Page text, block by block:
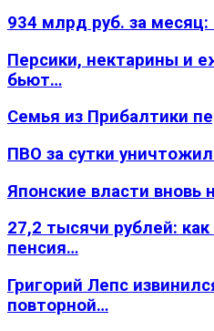
934 млрд руб. за
Персики, нектарины и
бьют…
Семья из Прибалтики
ПВО за сутки
Японские власти
27,2 тысячи рублей:
пенсия…
Григорий Лепс
повторной…